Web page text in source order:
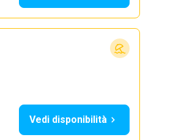
Vedi disponibilità